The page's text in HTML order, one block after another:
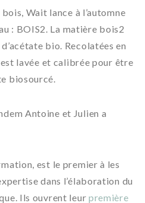
Wait lance à l’automne
: BOIS2. La matière bois2
bio. Recolatées en
lavée et calibrée pour être
biosourcé.
Antoine et Julien a
est le premier à les
dans l’élaboration du
Ils ouvrent leur première